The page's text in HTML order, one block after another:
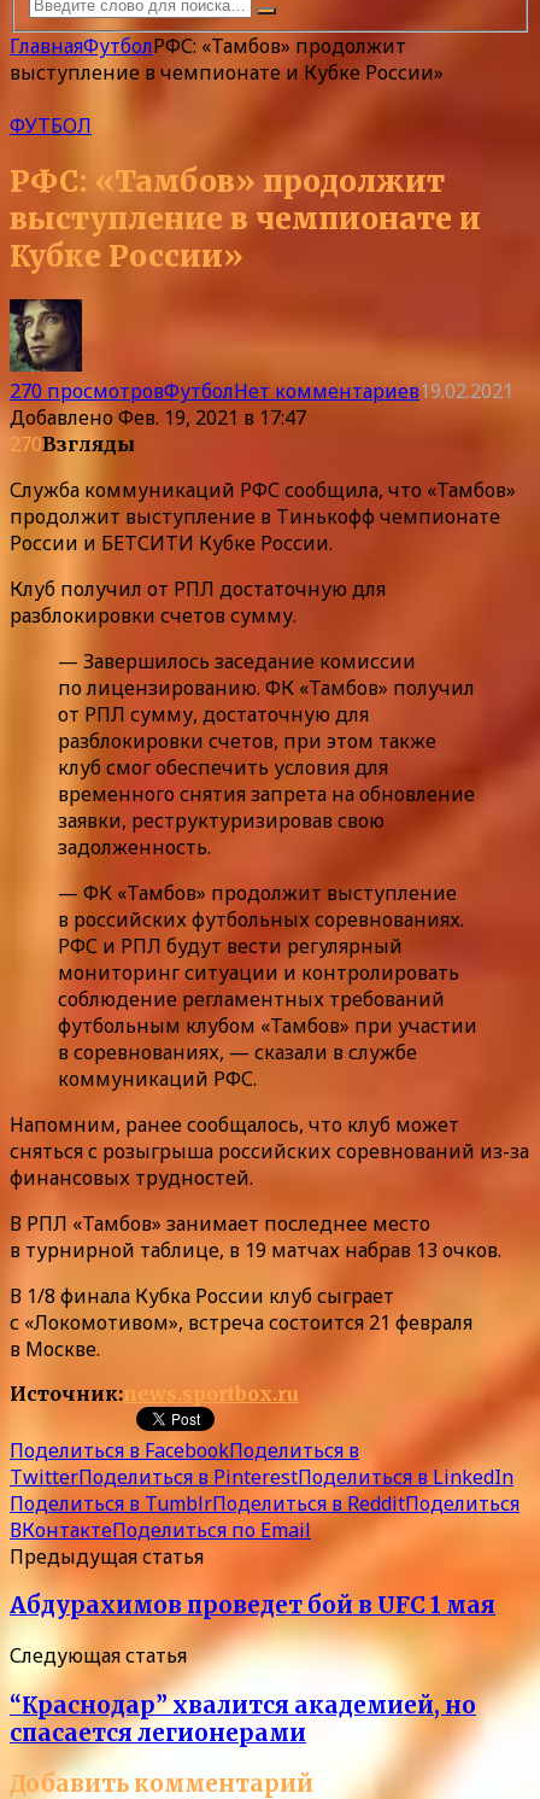
ГлавнаяФутболРФС: «Тамбов» продолжит
выступление в чемпионате и Кубке России»
ФУТБОЛ
РФС: «Тамбов» продолжит
выступление в чемпионате и
Кубке России»
270 просмотровФутболНет комментариев19.02.2021
ДобавленоФев. 19, 2021 в 17:47
270Взгляды
Служба коммуникаций РФС сообщила, что «Тамбов»
продолжит выступление в Тинькофф чемпионате
России и БЕТСИТИ Кубке России.
Клуб получил от РПЛ достаточную для
разблокировки счетов сумму.
— Завершилось заседание комиссии
по лицензированию. ФК «Тамбов» получил
от РПЛ сумму, достаточную для
разблокировки счетов, при этом также
клуб смог обеспечить условия для
временного снятия запрета на обновление
заявки, реструктуризировав свою
задолженность.
— ФК «Тамбов» продолжит выступление
в российских футбольных соревнованиях.
РФС и РПЛ будут вести регулярный
мониторинг ситуации и контролировать
соблюдение регламентных требований
футбольным клубом «Тамбов» при участии
в соревнованиях, — сказали в службе
коммуникаций РФС.
Напомним, ранее сообщалось, что клуб может
сняться с розыгрыша российских соревнований из-за
финансовых трудностей.
В РПЛ «Тамбов» занимает последнее место
в турнирной таблице, в 19 матчах набрав 13 очков.
В 1/8 финала Кубка России клуб сыграет
с «Локомотивом», встреча состоится 21 февраля
в Москве.
Источник:news.sportbox.ru
Поделиться в FacebookПоделиться в
TwitterПоделиться в PinterestПоделиться в LinkedIn
Поделиться в TumblrПоделиться в RedditПоделиться
ВКонтактеПоделиться по Email
Предыдущая статья
Абдурахимов проведет бой в UFC 1 мая
Следующая статья
“Краснодар” хвалится академией, но
спасается легионерами
Добавить комментарий